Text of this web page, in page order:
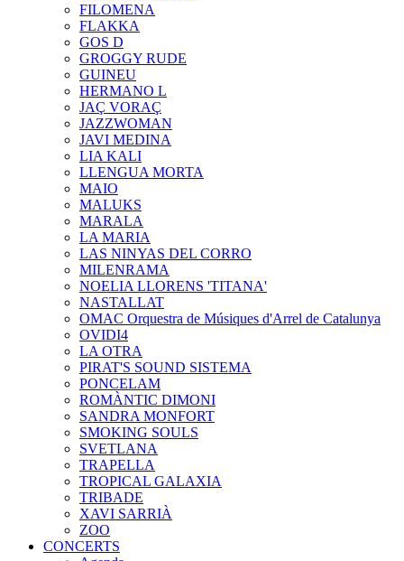
FILOMENA
FLAKKA
GOS D
GROGGY RUDE
GUINEU
HERMANO L
JAÇ VORAÇ
JAZZWOMAN
JAVI MEDINA
LIA KALI
LLENGUA MORTA
MAIO
MALUKS
MARALA
LA MARIA
LAS NINYAS DEL CORRO
MILENRAMA
NOELIA LLORENS 'TITANA'
NASTALLAT
OMAC Orquestra de Músiques d'Arrel de Catalunya
OVIDI4
LA OTRA
PIRAT'S SOUND SISTEMA
PONCELAM
ROMÀNTIC DIMONI
SANDRA MONFORT
SMOKING SOULS
SVETLANA
TRAPELLA
TROPICAL GALAXIA
TRIBADE
XAVI SARRIÀ
ZOO
CONCERTS